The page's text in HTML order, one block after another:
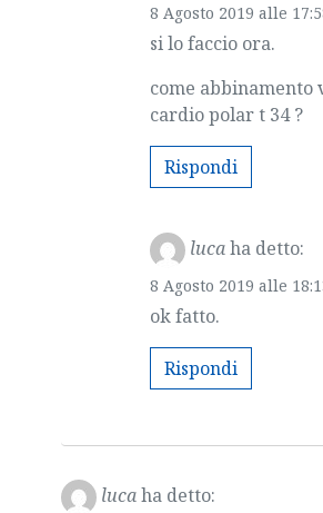
8 Agosto 2019 alle
si lo faccio ora.
come abbinamento
cardio polar t 34 ?
Rispondi
lucaha detto:
8 Agosto 2019 alle
ok fatto.
Rispondi
lucaha detto: